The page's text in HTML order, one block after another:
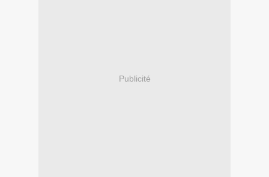
Publicité